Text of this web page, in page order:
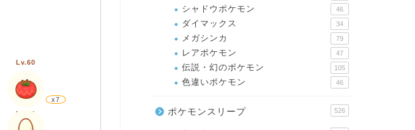
Lv.60
x7
Lv.60
シャドウポケモン 46
ダイマックス 34
メガシンカ 79
レアポケモン 47
伝説・幻のポケモン 105
色違いポケモン 46
ポケモンスリープ 526